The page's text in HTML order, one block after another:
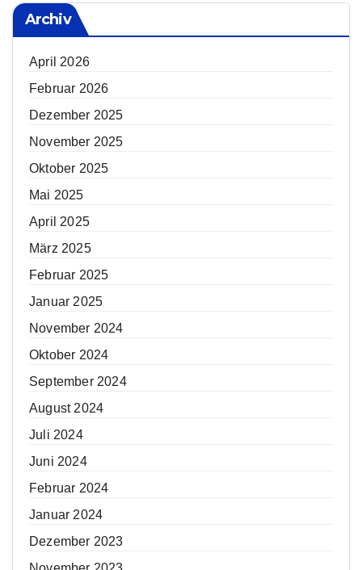
Archiv
April 2026
Februar 2026
Dezember 2025
November 2025
Oktober 2025
Mai 2025
April 2025
März 2025
Februar 2025
Januar 2025
November 2024
Oktober 2024
September 2024
August 2024
Juli 2024
Juni 2024
Februar 2024
Januar 2024
Dezember 2023